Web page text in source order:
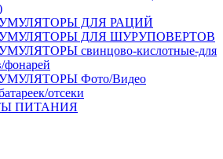
ДЛЯ РАЦИЙ
ДЛЯ ШУРУПОВЕРТОВ
свинцово-кислотные-для
фонарей
Фото/Видео
отсеки
ПИТАНИЯ